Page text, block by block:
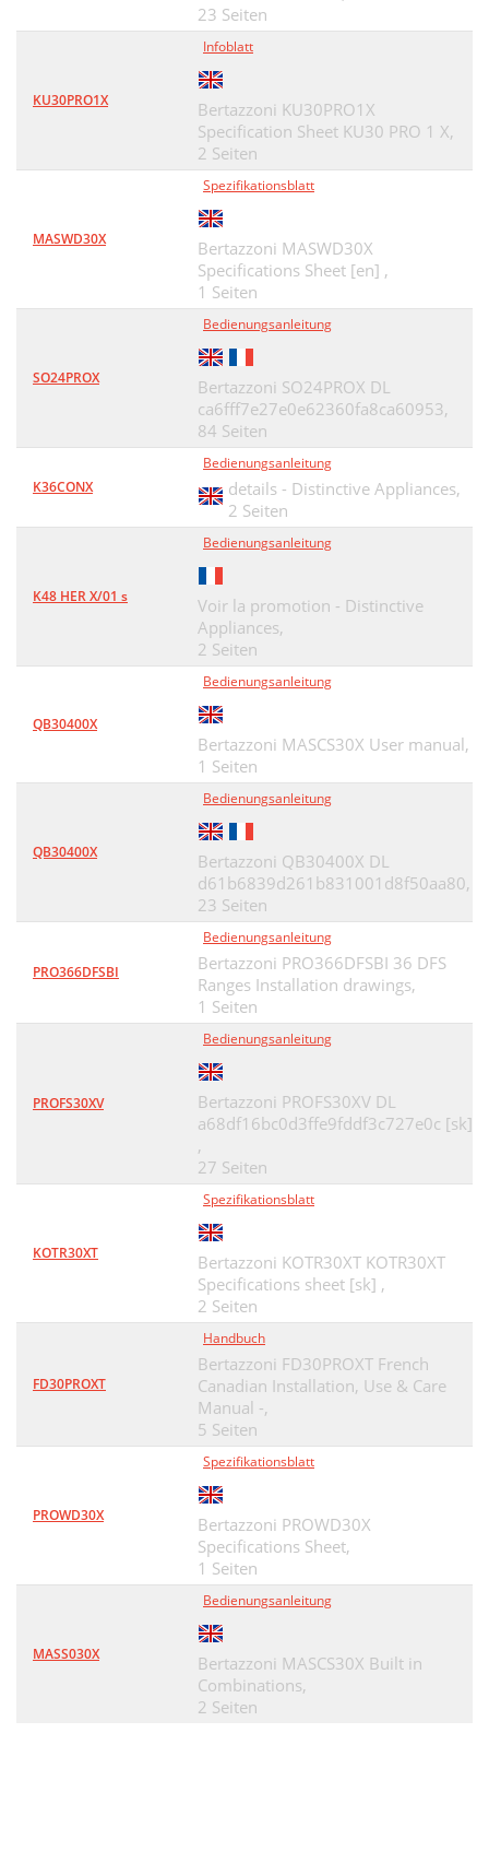
23 Seiten
KU30PRO1X
Infoblatt
Bertazzoni KU30PRO1X
Specification Sheet KU30 PRO 1 X,
2 Seiten
MASWD30X
Spezifikationsblatt
Bertazzoni MASWD30X
Specifications Sheet [en] ,
1 Seiten
SO24PROX
Bedienungsanleitung
Bertazzoni SO24PROX DL
ca6fff7e27e0e62360fa8ca60953,
84 Seiten
K36CONX
Bedienungsanleitung
details - Distinctive Appliances,
2 Seiten
K48 HER X/01 s
Bedienungsanleitung
Voir la promotion - Distinctive
Appliances,
2 Seiten
QB30400X
Bedienungsanleitung
Bertazzoni MASCS30X User manual,
1 Seiten
QB30400X
Bedienungsanleitung
Bertazzoni QB30400X DL
d61b6839d261b831001d8f50aa80,
23 Seiten
PRO366DFSBI
Bedienungsanleitung
Bertazzoni PRO366DFSBI 36 DFS
Ranges Installation drawings,
1 Seiten
PROFS30XV
Bedienungsanleitung
Bertazzoni PROFS30XV DL
a68df16bc0d3ffe9fddf3c727e0c [sk]
,
27 Seiten
KOTR30XT
Spezifikationsblatt
Bertazzoni KOTR30XT KOTR30XT
Specifications sheet [sk] ,
2 Seiten
FD30PROXT
Handbuch
Bertazzoni FD30PROXT French
Canadian Installation, Use & Care
Manual -,
5 Seiten
PROWD30X
Spezifikationsblatt
Bertazzoni PROWD30X
Specifications Sheet,
1 Seiten
MASS030X
Bedienungsanleitung
Bertazzoni MASCS30X Built in
Combinations,
2 Seiten